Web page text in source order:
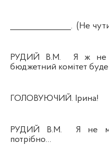
_______________. (Не
РУДИЙ В.М.
Я ж не
бюджетний комітет буде
ГОЛОВУЮЧИЙ. Ірина!
РУДИЙ В.М.
Я не
потрібно…